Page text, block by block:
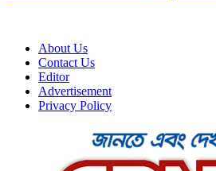
About Us
Contact Us
Editor
Advertisement
Privacy Policy